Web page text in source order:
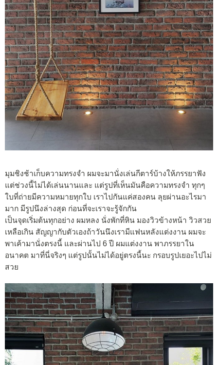
มุมชิงช้าเก็บความทรงจำ ผมจะมานั่งเล่นกีตาร์บ้างให้ภรรยาฟัง
แต่ช่วงนี้ไม่ได้เล่นนานและ แต่รูปที่เห็นมันคือความทรงจำ ทุกๆ
ใบที่ถ่ายมีความหมายทุกใบ เราไปกันแค่สองคน ลุยผ่านอะไรมา
มาก มีรูปนึงล่างสุด ก่อนที่จะเราจะรู้จักกัน
เป็นจุดเริ่มต้นทุกอย่าง ผมหลง นั่งพักที่หิน มองวิวข้างหน้า วิวสวย
เหลือเกิน สัญญากับตัวเองถ้าวันนึงเรามีแฟนหลังแต่งงาน ผมจะ
พาเค้ามานั่งตรงนี้ และผ่านไป 6 ปี ผมแต่งงาน พาภรรยาใน
อนาคต มาที่นี่จริงๆ แต่รูปนั้นไม่ได้อยู่ตรงนี้นะ กรอบรูปเยอะไปไม่
สวย